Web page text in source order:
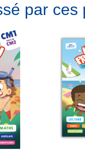
par ces